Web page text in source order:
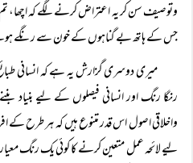
وتوصیف سن کر یہ اعتراض کرنے لگے کہ اچھا،
جس کے ہاتھ بے گناہوں کے خون سے رنگے
میری دوسری گزارش یہ ہے کہ انسانی
رنگا رنگ اور انسانی فیصلوں کے لیے بنیاد
واخلاقی اصول اس قدر متنوع ہیں کہ ہر طرح
لیے لائحہ عمل متعین کرنے کا کوئی یک رنگ